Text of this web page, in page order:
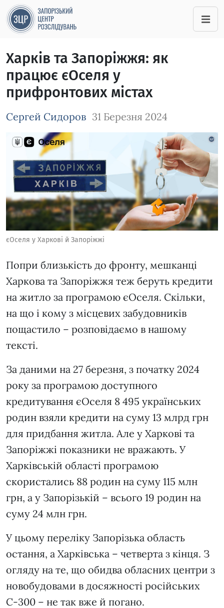
Харків та Запоріжжя: як
працює єОселя у
прифронтових містах
Сергей Сидоров 31 Березня 2024
Зображення завантажується
єОселя у Харкові й Запоріжжі
Попри близькість до фронту, мешканці
Харкова та Запоріжжя теж беруть кредити
на житло за програмою єОселя. Скільки,
на що і кому з місцевих забудовників
пощастило – розповідаємо в нашому
тексті.
За даними на 27 березня, з початку 2024
року за програмою доступного
кредитування єОселя 8 495 українських
родин взяли кредити на суму 13 млрд грн
для придбання житла. Але у Харкові та
Запоріжжі показники не вражають. У
Харківській області програмою
скористались 88 родин на суму 115 млн
грн, а у Запорізькій – всього 19 родин на
суму 24 млн грн.
У цьому переліку Запорізька область
остання, а Харківська – четверта з кінця. З
огляду на те, що обидва обласних центри з
новобудовами в досяжності російських
С-300 – не так вже й погано.